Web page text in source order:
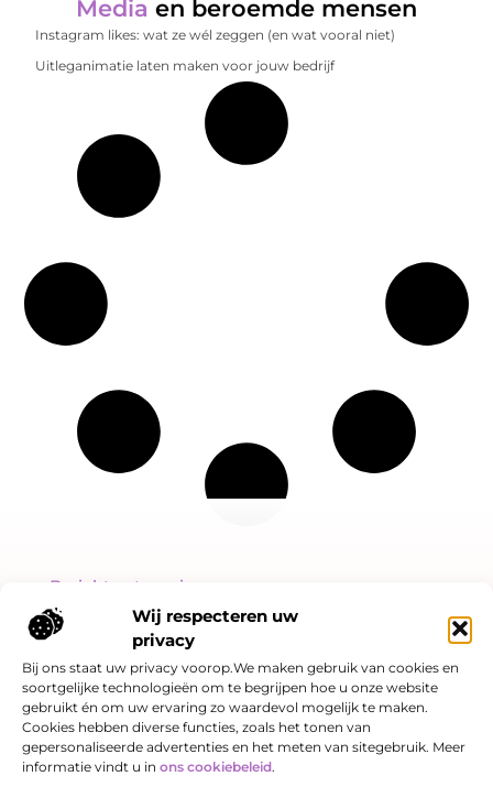
Wij respecteren uw
privacy
Bij ons staat uw privacy voorop.We maken gebruik van cookies en
soortgelijke technologieën om te begrijpen hoe u onze website
gebruikt én om uw ervaring zo waardevol mogelijk te maken.
Cookies hebben diverse functies, zoals het tonen van
gepersonaliseerde advertenties en het meten van sitegebruik. Meer
informatie vindt u in ons cookiebeleid.
Media en beroemde mensen
Instagram likes: wat ze wél zeggen (en wat vooral niet)
Uitleganimatie laten maken voor jouw bedrijf
Onze informatie
Bericht categorie